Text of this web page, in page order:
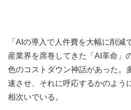
「AIの導入で人件費を大幅に削
産業界を席巻してきた「AI革命」
色のコストダウン神話があった。
速させ、それに呼応するかのよう
相次いでいる。